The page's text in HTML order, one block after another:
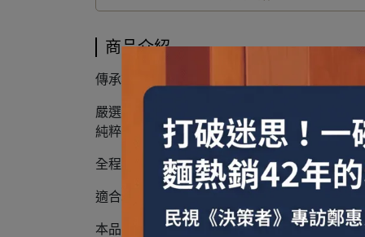
商品介紹
傳承數載不變的經典好味道，勾起記憶中家中
嚴選青仁黑豆，遵循古法「甕缸日曝發酵」，
純粹的「壺底油精」。
全程不經壓榨，只保留100%原汁原味，每一
適合料理：拌麵、拌青菜、煮湯、滷肉、炒菜
本品不含防腐劑、不加人工醬色、不加糖精